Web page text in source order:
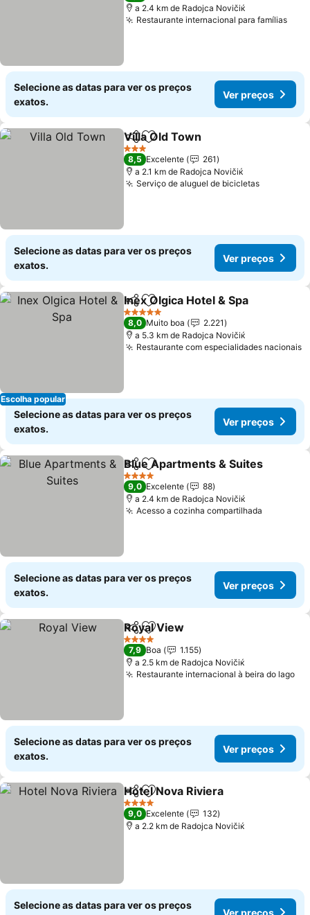
a 2.4 km de Rаdoјcа Novičiќ
Restaurante internacional para famíliasVer
Selecione as datas para ver os preços
exatos.
Ver preços
PartilharAdicionar aos favoritos
Villa Old Town
3 Estrelas
8,5 Excelente
261
a 2.1 km de Rаdoјcа Novičiќ
Serviço de aluguel de bicicletasVer
Selecione as datas para ver os preços
exatos.
Ver preços
Escolha popular
PartilharAdicionar aos favoritos
Inex Olgica Hotel & Spa
5 Estrelas
8,0 Muito boa
2.221
a 5.3 km de Rаdoјcа Novičiќ
Restaurante com especialidades nacionais
Selecione as datas para ver os preços
exatos.
Ver preços
PartilharAdicionar aos favoritos
Blue Apartments & Suites
4 Estrelas
9,0 Excelente
88
a 2.4 km de Rаdoјcа Novičiќ
Acesso a cozinha compartilhada
Selecione as datas para ver os preços
exatos.
Ver preços
PartilharAdicionar aos favoritos
Royal View
4 Estrelas
7,9 Boa
1.155
a 2.5 km de Rаdoјcа Novičiќ
Restaurante internacional à beira do lago
Selecione as datas para ver os preços
exatos.
Ver preços
PartilharAdicionar aos favoritos
Hotel Nova Riviera
4 Estrelas
9,0 Excelente
132
a 2.2 km de Rаdoјcа Novičiќ
Selecione as datas para ver os preços
Ver preços